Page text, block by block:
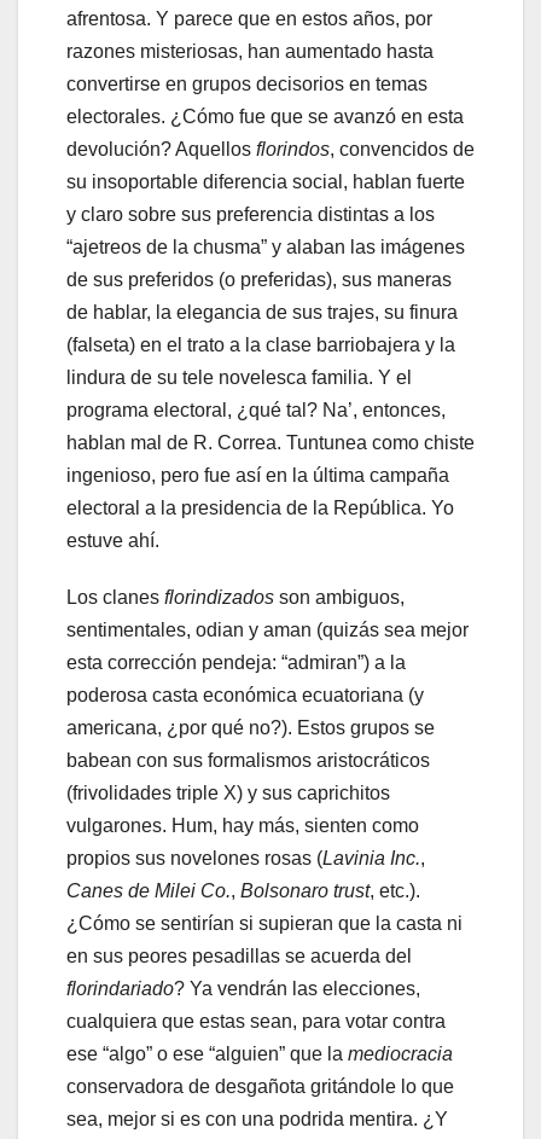
afrentosa. Y parece que en estos años, por
razones misteriosas, han aumentado hasta
convertirse en grupos decisorios en temas
electorales. ¿Cómo fue que se avanzó en esta
devolución? Aquellos florindos, convencidos de
su insoportable diferencia social, hablan fuerte
y claro sobre sus preferencia distintas a los
“ajetreos de la chusma” y alaban las imágenes
de sus preferidos (o preferidas), sus maneras
de hablar, la elegancia de sus trajes, su finura
(falseta) en el trato a la clase barriobajera y la
lindura de su tele novelesca familia. Y el
programa electoral, ¿qué tal? Na’, entonces,
hablan mal de R. Correa. Tuntunea como chiste
ingenioso, pero fue así en la última campaña
electoral a la presidencia de la República. Yo
estuve ahí.
Los clanes florindizados son ambiguos,
sentimentales, odian y aman (quizás sea mejor
esta corrección pendeja: “admiran”) a la
poderosa casta económica ecuatoriana (y
americana, ¿por qué no?). Estos grupos se
babean con sus formalismos aristocráticos
(frivolidades triple X) y sus caprichitos
vulgarones. Hum, hay más, sienten como
propios sus novelones rosas (Lavinia Inc.,
Canes de Milei Co., Bolsonaro trust, etc.).
¿Cómo se sentirían si supieran que la casta ni
en sus peores pesadillas se acuerda del
florindariado? Ya vendrán las elecciones,
cualquiera que estas sean, para votar contra
ese “algo” o ese “alguien” que la mediocracia
conservadora de desgañota gritándole lo que
sea, mejor si es con una podrida mentira. ¿Y